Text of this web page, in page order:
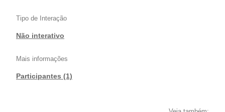
Tipo de Interação
Não interativo
Mais informações
Participantes (1)